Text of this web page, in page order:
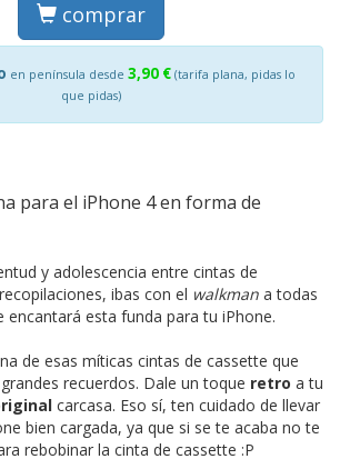
comprar
en península desde 3,90 € (tarifa plana, pidas lo
que pidas)
para el iPhone 4 en forma de
y adolescencia entre cintas de
ibas con el walkman a todas
encantará esta funda para tu iPhone.
de esas míticas cintas de cassette que
recuerdos. Dale un toque retro a tu
carcasa. Eso sí, ten cuidado de llevar
bien cargada, ya que si se te acaba no te
rebobinar la cinta de cassette :P